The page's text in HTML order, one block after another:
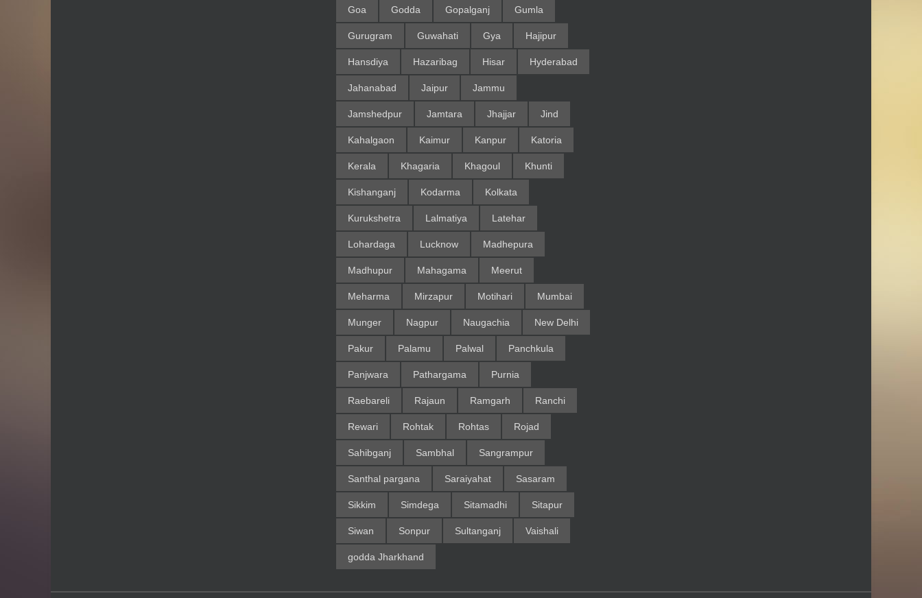
Goa Godda Gopalganj Gumla
Gurugram Guwahati Gya Hajipur
Hansdiya Hazaribag Hisar Hyderabad
Jahanabad Jaipur Jammu
Jamshedpur Jamtara Jhajjar Jind
Kahalgaon Kaimur Kanpur Katoria
Kerala Khagaria Khagoul Khunti
Kishanganj Kodarma Kolkata
Kurukshetra Lalmatiya Latehar
Lohardaga Lucknow Madhepura
Madhupur Mahagama Meerut
Meharma Mirzapur Motihari Mumbai
Munger Nagpur Naugachia New Delhi
Pakur Palamu Palwal Panchkula
Panjwara Pathargama Purnia
Raebareli Rajaun Ramgarh Ranchi
Rewari Rohtak Rohtas Rojad
Sahibganj Sambhal Sangrampur
Santhal pargana Saraiyahat Sasaram
Sikkim Simdega Sitamadhi Sitapur
Siwan Sonpur Sultanganj Vaishali
godda Jharkhand